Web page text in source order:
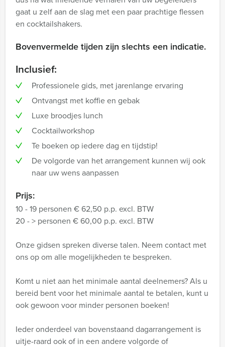
gaat u zelf aan de slag met een paar prachtige flessen
en cocktailshakers.
Bovenvermelde tijden zijn slechts een indicatie.
Inclusief:
Professionele gids, met jarenlange ervaring
Ontvangst met koffie en gebak
Luxe broodjes lunch
Cocktailworkshop
Te boeken op iedere dag en tijdstip!
De volgorde van het arrangement kunnen wij ook
naar uw wens aanpassen
Prijs:
10 - 19 personen € 62,50 p.p. excl. BTW
20 - > personen € 60,00 p.p. excl. BTW
Onze gidsen spreken diverse talen. Neem contact met
ons op om alle mogelijkheden te bespreken.
Komt u niet aan het minimale aantal deelnemers? Als u
bereid bent voor het minimale aantal te betalen, kunt u
ook gewoon voor minder personen boeken!
Ieder onderdeel van bovenstaand dagarrangement is
uitje-raard ook of in een andere volgorde of